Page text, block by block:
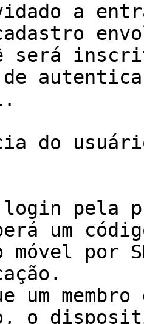
a
será
de
do
pela
um
por
um
o